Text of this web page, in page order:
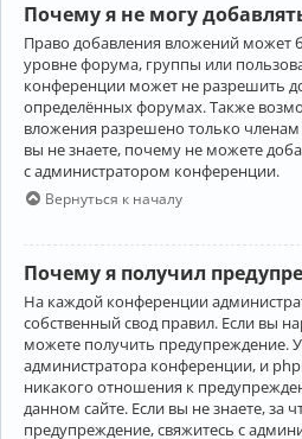
Почему я не могу
Право добавления вложений может
уровне форума, группы или
конференции может не разрешить
определённых форумах. Также
вложения разрешено только
вы не знаете, почему не можете
с администратором конференции.
Вернуться к началу
Почему я получил
На каждой конференции
собственный свод правил. Если вы
можете получить предупреждение.
администратора конференции, и
никакого отношения к
данном сайте. Если вы не знаете, за
предупреждение, свяжитесь с